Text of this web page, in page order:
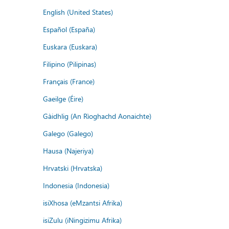
English (United States)
Español (España)
Euskara (Euskara)
Filipino (Pilipinas)
Français (France)
Gaeilge (Éire)
Gàidhlig (An Rìoghachd Aonaichte)
Galego (Galego)
Hausa (Najeriya)
Hrvatski (Hrvatska)
Indonesia (Indonesia)
isiXhosa (eMzantsi Afrika)
isiZulu (iNingizimu Afrika)